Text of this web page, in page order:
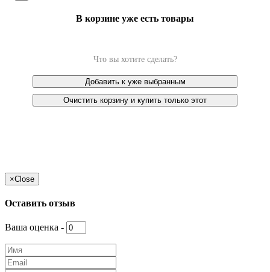
В корзине уже есть товары
Что вы хотите сделать?
Добавить к уже выбранным
Очистить корзину и купить только этот
×Close
Оставить отзыв
Ваша оценка -